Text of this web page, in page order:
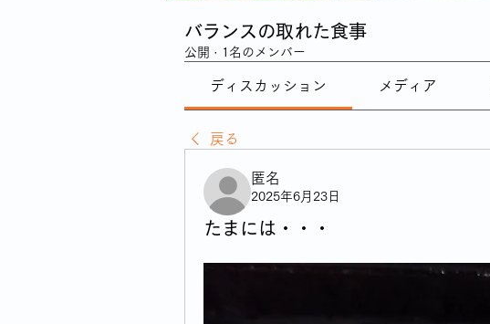
バランスの取れた食事
公開 · 1名のメンバー
ディスカッション メディア
戻る
匿名
2025年6月23日
たまには・・・